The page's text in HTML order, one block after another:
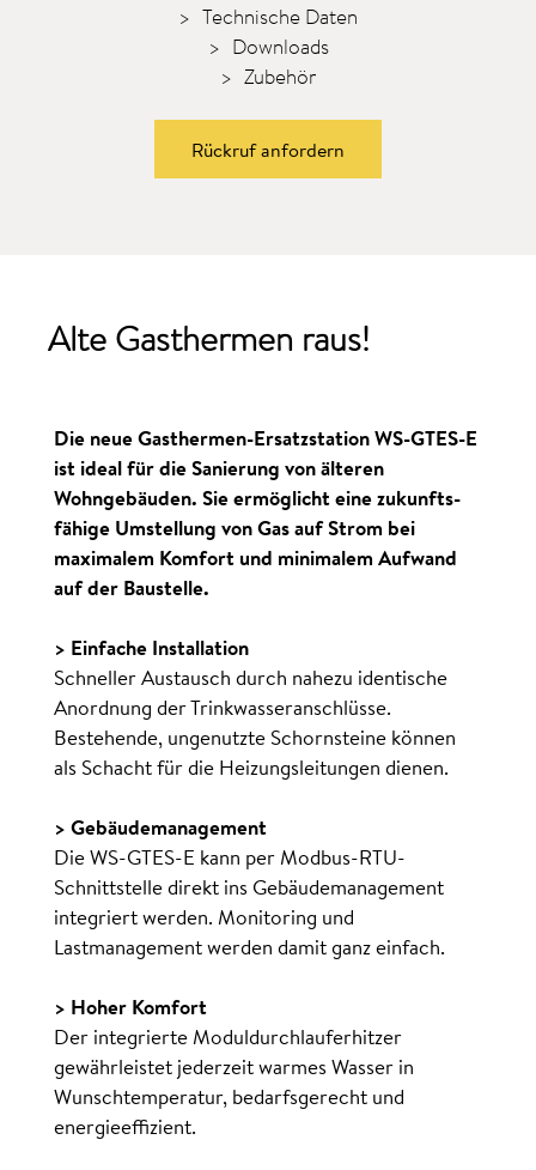
Technische Daten
Downloads
Zubehör
Rückruf anfordern
Alte Gasthermen raus!
Die neue Gasthermen-Ersatzstation WS-GTES-E
ist ideal für die Sanierung von älteren
Wohngebäuden. Sie ermöglicht eine zukunfts­
fähige Umstellung von Gas auf Strom bei
maximalem Komfort und minimalem Aufwand
auf der Baustelle.
> Einfache Installation
Schneller Austausch durch nahezu identische
Anordnung der Trinkwasseranschlüsse.
Bestehende, ungenutzte Schornsteine können
als Schacht für die Heizungsleitungen dienen.
> Gebäudemanagement
Die WS-GTES-E kann per Modbus-RTU-
Schnittstelle direkt ins Gebäude­management
integriert werden. Monitoring und
Lastmanagement werden damit ganz einfach.
> Hoher Komfort
Der integrierte Moduldurchlauferhitzer
gewährleistet jederzeit warmes Wasser in
Wunschtemperatur, bedarfsgerecht und
energieeffizient.